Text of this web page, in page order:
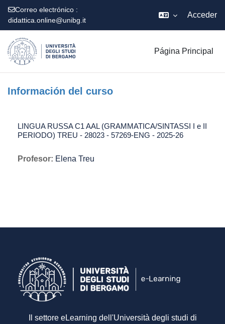
Correo electrónico :
didattica.online@unibg.it
Acceder
Página Principal
Información del curso
LINGUA RUSSA C1 AAL (GRAMMATICA/SINTASSI I e II
PERIODO) TREU - 28023 - 57269-ENG - 2025-26
Profesor: Elena Treu
Il settore eLearning dell'Università degli studi di